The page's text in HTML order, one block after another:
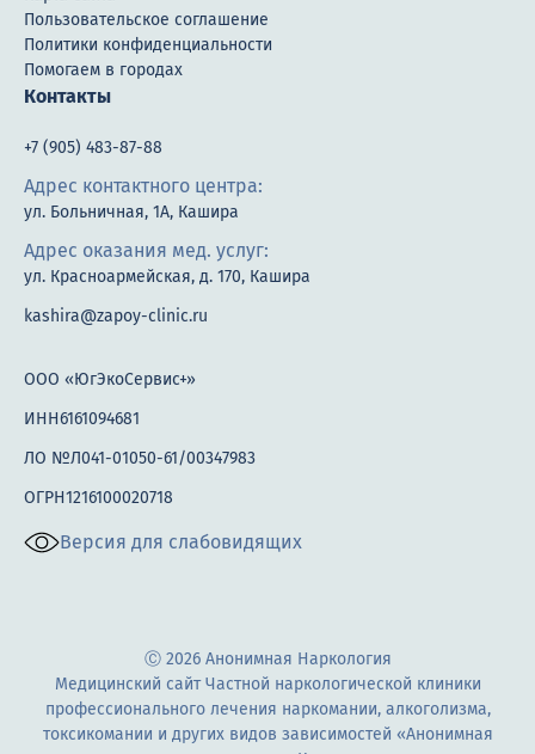
Пользовательское соглашение
Политики конфиденциальности
Помогаем в городах
Контакты
+7 (905) 483-87-88
Адрес контактного центра:
ул. Больничная, 1А, Кашира
Адрес оказания мед. услуг:
ул. Красноармейская, д. 170, Кашира
kashira@zapoy-clinic.ru
ООО «ЮгЭкоСервис+»
ИНН6161094681
ЛО №Л041-01050-61/00347983
ОГРН1216100020718
Версия для слабовидящих
Ⓒ 2026 Анонимная Наркология
Медицинский сайт Частной наркологической клиники
профессионального лечения наркомании, алкоголизма,
токсикомании и других видов зависимостей «Анонимная